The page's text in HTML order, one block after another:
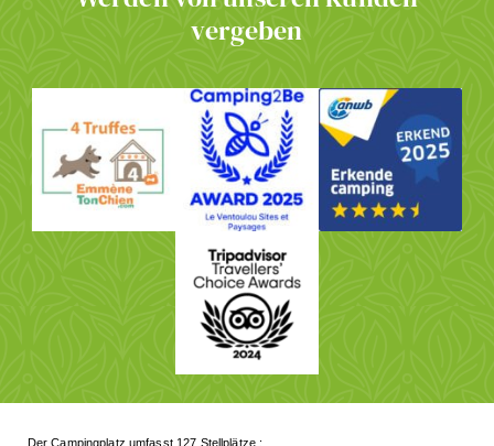
vergeben
Der Campingplatz umfasst 127 Stellplätze :